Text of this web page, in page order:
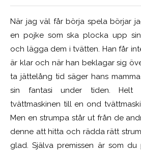
När jag väl får börja spela börjar
en pojke som ska plocka upp
och lägga dem i tvätten. Han får
är klar och när han beklagar sig
ta jättelång tid säger hans
sin fantasi under tiden. Helt
tvättmaskinen till en ond
Men en strumpa står ut från de
denne att hitta och rädda rätt
glad. Själva premissen är som